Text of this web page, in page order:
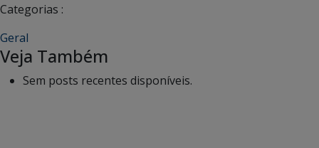
Categorias :
Geral
Veja Também
Sem posts recentes disponíveis.